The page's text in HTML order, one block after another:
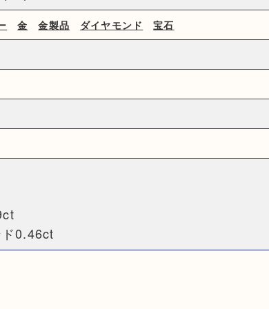
金 金製品 ダイヤモンド 宝石
ド0.46ct